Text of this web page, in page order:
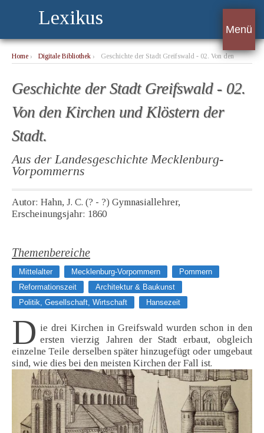
Lexikus
Menü
Home › Digitale Bibliothek ›
Geschichte der Stadt Greifswald - 02. Von den
Geschichte der Stadt Greifswald - 02.
Von den Kirchen und Klöstern der
Stadt.
Aus der Landesgeschichte Mecklenburg-
Vorpommerns
Autor: Hahn, J. C. (? - ?) Gymnasiallehrer,
Erscheinungsjahr: 1860
Themenbereiche
Mittelalter Mecklenburg-Vorpommern
Pommern
Reformationszeit
Architektur & Baukunst
Politik, Gesellschaft, Wirtschaft
Hansezeit
D ie drei Kirchen in Greifswald wurden schon in den
ersten vierzig Jahren der Stadt erbaut, obgleich
einzelne Teile derselben später hinzugefügt oder umgebaut
sind, wie dies bei den meisten Kirchen der Fall ist.